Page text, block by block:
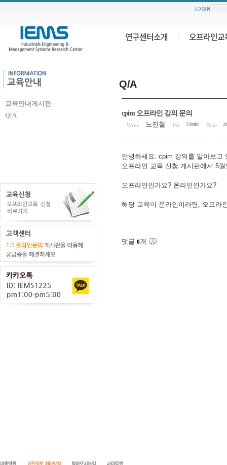
연구센터소개 오프라인교
cpim 오프라인 강의 문의
Write 노진철 Hit 75988 Date
안녕하세요. cpim 강의를 알아보고
오프라인 교육 신청 게시판에서 5
오프라인인가요? 온라인인가요?
해당 교육이 온라인이라면, 오프라
댓글 0개
Q/A
교육안내게시판
Q/A